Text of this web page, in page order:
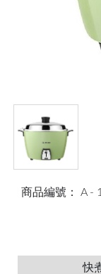
商品編號： A -
快